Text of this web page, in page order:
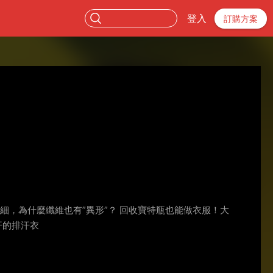
登入 訂購方案
為什麼纖維也有”異形”？ 回收寶特瓶也能做衣服！大
排汗衣